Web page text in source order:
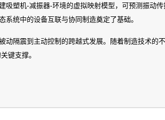
吸塑机-减振器-环境的虚拟映射模型，可预测振动传
统中的设备互联与协同制造奠定了基础。
动隔震到主动控制的跨越式发展。随着制造技术的
键支撑。